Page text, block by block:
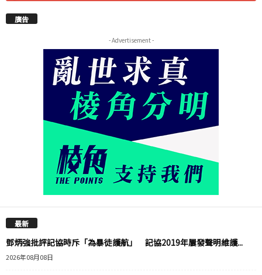
廣告
- Advertisement -
最新
鄧炳強批評記協時斥「為暴徒護航」 記協2019年屢發聲明維護...
2026年08月08日